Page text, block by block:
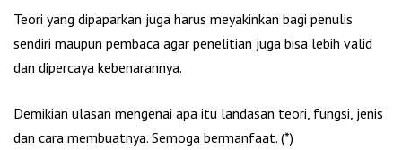
Teori yang dipaparkan juga harus meyakinkan bagi penulis
sendiri maupun pembaca agar penelitian juga bisa lebih valid
dan dipercaya kebenarannya.
Demikian ulasan mengenai apa itu landasan teori, fungsi, jenis
dan cara membuatnya. Semoga bermanfaat. (*)